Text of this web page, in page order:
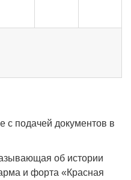
с подачей документов в
об истории
и форта «Красная